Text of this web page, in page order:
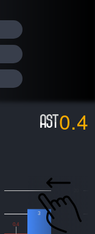
0.4
0.4
3